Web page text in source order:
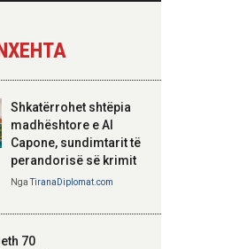
dypalësh
Hoxha takim me
zyrtarë të lartë të
DASH: Angazhim i
përbashkët për
strategjik
Shkatërrohet shtëpia
madhështore e Al
Capone, sundimtarit të
perandorisë së krimit
NgaTiranaDiplomat.com
70